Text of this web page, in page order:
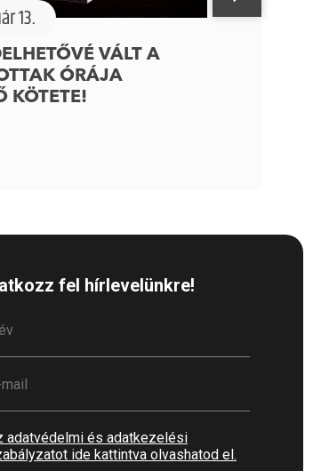
13.
VÁLT A
ÓRÁJA
KÖTETE!
fel hírlevelünkre!
adatvédelmi és adatkezelési
ide kattintva olvashatod el.